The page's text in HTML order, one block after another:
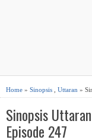
Home » Sinopsis Uttaran »
Sinopsis
Episode 247